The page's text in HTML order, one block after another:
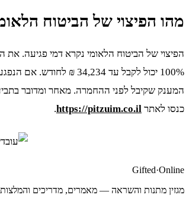
מהו הפיצוי של הביטוח
המענק שקיבל לפני ההחמרה. מאחר ומדובר
כנסו לאתר https://pitzuim.co.il
.
Gifted·Online
מגזין מתנות והשראה — מאמרים, מדריכים